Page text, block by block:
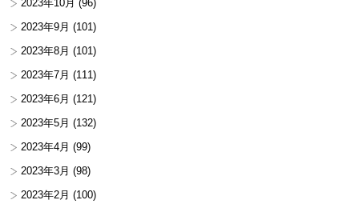
2023年10月 (96)
2023年9月 (101)
2023年8月 (101)
2023年7月 (111)
2023年6月 (121)
2023年5月 (132)
2023年4月 (99)
2023年3月 (98)
2023年2月 (100)